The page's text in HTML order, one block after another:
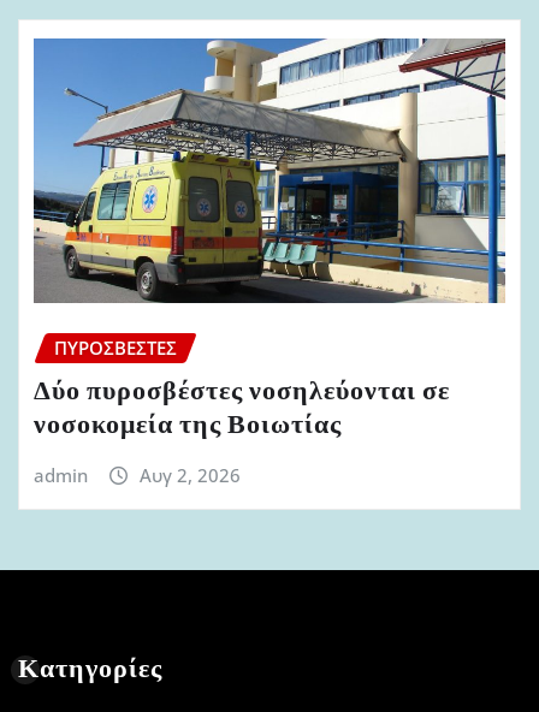
ΠΥΡΟΣΒΈΣΤΕΣ
Δύο πυροσβέστες νοσηλεύονται σε
νοσοκομεία της Βοιωτίας
admin Αυγ 2, 2026
Κατηγορίες